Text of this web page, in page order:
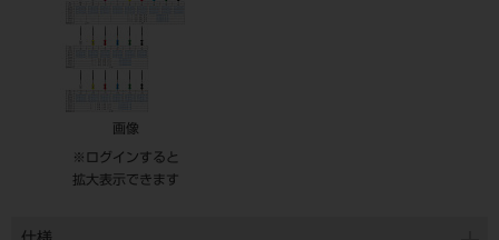
画像
※ログインすると
拡大表示できます